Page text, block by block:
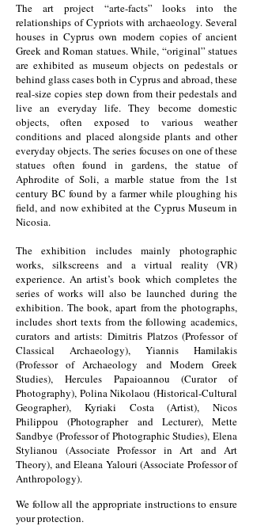
The art project “arte-facts” looks into the
relationships of Cypriots with archaeology. Several
houses in Cyprus own modern copies of ancient
Greek and Roman statues. While, “original” statues
are exhibited as museum objects on pedestals or
behind glass cases both in Cyprus and abroad, these
real-size copies step down from their pedestals and
live an everyday life. They become domestic
objects, often exposed to various weather
conditions and placed alongside plants and other
everyday objects. The series focuses on one of these
statues often found in gardens, the statue of
Aphrodite of Soli, a marble statue from the 1st
century BC found by a farmer while ploughing his
field, and now exhibited at the Cyprus Museum in
Nicosia.
The exhibition includes mainly photographic
works, silkscreens and a virtual reality (VR)
experience. An artist’s book which completes the
series of works will also be launched during the
exhibition. The book, apart from the photographs,
includes short texts from the following academics,
curators and artists: Dimitris Platzos (Professor of
Classical Archaeology), Yiannis Hamilakis
(Professor of Archaeology and Modern Greek
Studies), Hercules Papaioannou (Curator of
Photography), Polina Nikolaou (Historical-Cultural
Geographer), Kyriaki Costa (Artist), Nicos
Philippou (Photographer and Lecturer), Mette
Sandbye (Professor of Photographic Studies), Elena
Stylianou (Associate Professor in Art and Art
Theory), and Eleana Yalouri (Associate Professor of
Anthropology).
We follow all the appropriate instructions to ensure
your protection.